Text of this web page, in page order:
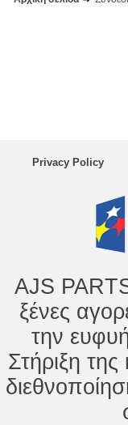
Privacy Policy
AJS
ξένες
την
Στήριξη